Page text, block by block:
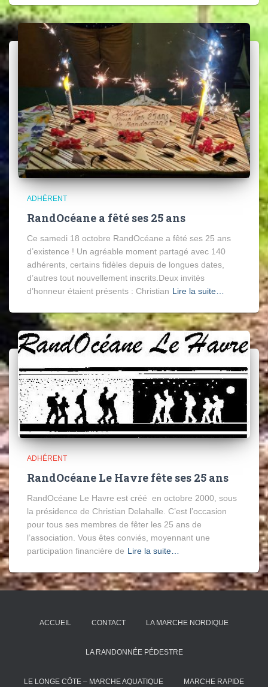
ADHÉRENT
RandOcéane a fêté ses 25 ans
Ce samedi 18 octobre RandOcéane a fêté ses 25 ans
d’existence ! Un agréable moment partagé avec 140
adhérents, certains fidèles depuis de longues dates,
d’autres tout nouvellement inscrits.Deux invités
d’honneur étaient présents : Christian Lire la suite…
ADHÉRENT
RandOcéane Le Havre fête ses 25 ans
RandOcéane Le Havre est créé en octobre 2000, sous
la présidence de Christian Delahalle. C’est l’occasion
pour tous ses membres de fêter les 25 ans de
l’association. Vous êtes conviés, moyennant une
participation financière de Lire la suite…
ACCUEIL CONTACT LA MARCHE NORDIQUE
LA RANDONNÉE PÉDESTRE
LE LONGE CÔTE – MARCHE AQUATIQUE MARCHE RAPIDE